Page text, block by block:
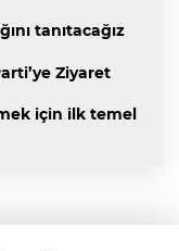
tanıtacağız
Ziyaret
için ilk temel